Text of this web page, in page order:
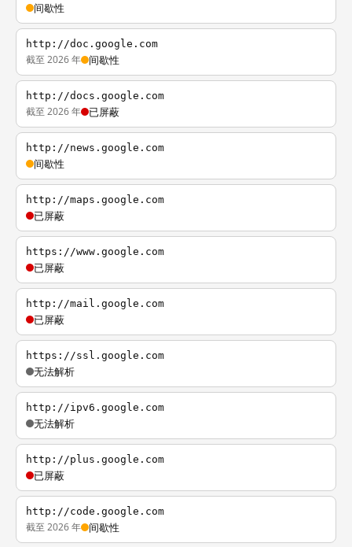
间歇性
http://doc.google.com
截至 2026 年 间歇性
http://docs.google.com
截至 2026 年 已屏蔽
http://news.google.com
间歇性
http://maps.google.com
已屏蔽
https://www.google.com
已屏蔽
http://mail.google.com
已屏蔽
https://ssl.google.com
无法解析
http://ipv6.google.com
无法解析
http://plus.google.com
已屏蔽
http://code.google.com
截至 2026 年 间歇性